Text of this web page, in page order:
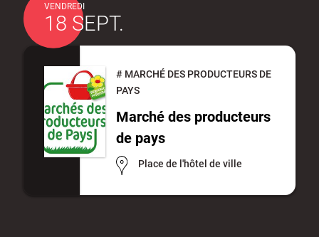
VENDREDI
18 SEPT.
# MARCHÉ DES PRODUCTEURS DE
PAYS
Marché des producteurs
de pays
Place de l'hôtel de ville